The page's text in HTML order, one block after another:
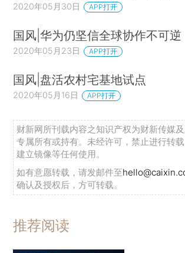
2020年05月30日 APP打开
国风|华为仍坚信全球协作不可逆
2020年05月23日 APP打开
国风|盘活农村宅基地试点
2020年05月16日 APP打开
财新网所刊载内容之知识产权为财新传媒
专属所有或持有。未经许可，禁止进行转
建立镜像等任何使用。
如有意愿转载，请发邮件至
确认及授权后，方可转载。
推荐阅读